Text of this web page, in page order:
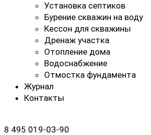
Установка септиков
Бурение скважин на воду
Кессон для скважины
Дренаж участка
Отопление дома
Водоснабжение
Отмостка фундамента
Журнал
Контакты
8 495 019-03-90